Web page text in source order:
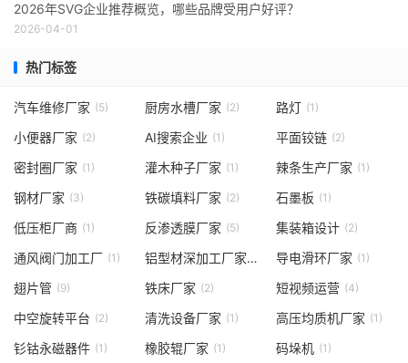
2026年SVG企业推荐概览，哪些品牌受用户好评？
2026-04-01
热门标签
汽车维修厂家 (5) 厨房水槽厂家 (2) 路灯 (1)
小便器厂家 (2) AI搜索企业 (1) 平面铰链 (2)
密封圈厂家 (1) 灌木种子厂家 (1) 辣条生产厂家 (1)
钢材厂家 (3) 铁碳填料厂家 (2) 石墨板 (1)
低压柜厂商 (1) 反渗透膜厂家 (5) 集装箱设计 (2)
通风阀门加工厂 (1) 铝型材深加工厂家
(2) 导电滑环厂家 (1)
翅片管 (9) 铁床厂家 (2) 短视频运营 (4)
中空旋转平台 (2) 清洗设备厂家 (1) 高压均质机厂家 (1)
钐钴永磁器件 (1) 橡胶辊厂家 (1) 码垛机 (1)